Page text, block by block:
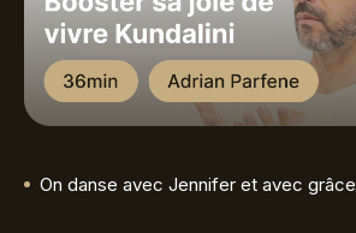
On danse avec Jennifer et avec grâce